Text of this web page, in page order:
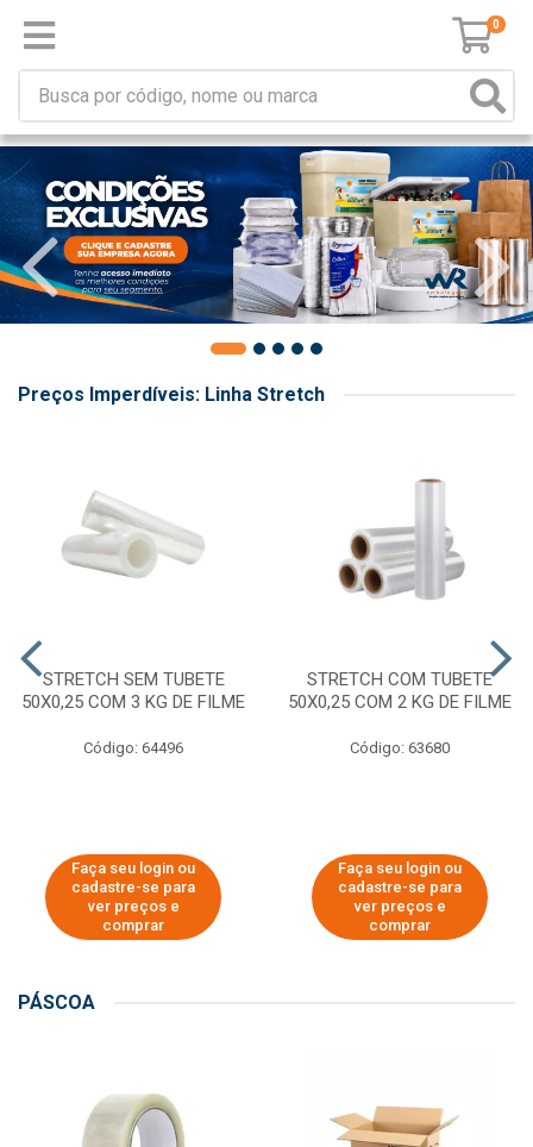
0
Preços Imperdíveis: Linha Stretch
STRETCH SEM TUBETE
50X0,25 COM 3 KG DE FILME
Código: 64496
Faça seu login ou
cadastre-se para
ver preços e
comprar
STRETCH COM TUBETE
50X0,25 COM 2 KG DE FILME
Código: 63680
Faça seu login ou
cadastre-se para
ver preços e
comprar
PÁSCOA